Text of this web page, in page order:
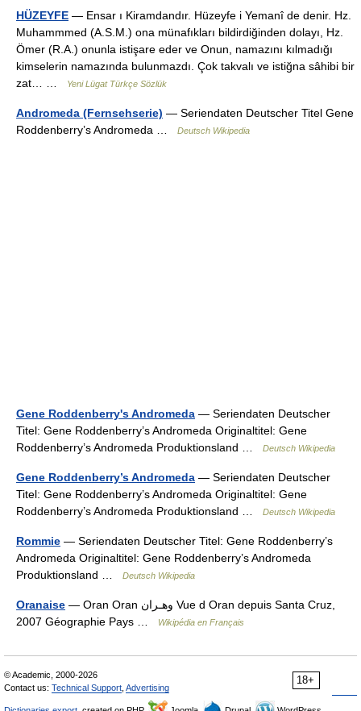
HÜZEYFE — Ensar ı Kiramdandır. Hüzeyfe i Yemanî de denir. Hz.
Muhammmed (A.S.M.) ona münafıkları bildirdiğinden dolayı, Hz.
Ömer (R.A.) onunla istişare eder ve Onun, namazını kılmadığı
kimselerin namazında bulunmazdı. Çok takvalı ve istiğna sâhibi bir
zat… …
Yeni Lügat Türkçe Sözlük
Andromeda (Fernsehserie) — Seriendaten Deutscher Titel Gene
Roddenberry’s Andromeda …
Deutsch Wikipedia
Gene Roddenberry's Andromeda — Seriendaten Deutscher
Titel: Gene Roddenberry’s Andromeda Originaltitel: Gene
Roddenberry’s Andromeda Produktionsland …
Deutsch Wikipedia
Gene Roddenberry’s Andromeda — Seriendaten Deutscher
Titel: Gene Roddenberry’s Andromeda Originaltitel: Gene
Roddenberry’s Andromeda Produktionsland …
Deutsch Wikipedia
Rommie — Seriendaten Deutscher Titel: Gene Roddenberry’s
Andromeda Originaltitel: Gene Roddenberry’s Andromeda
Produktionsland …
Deutsch Wikipedia
Oranaise — Oran Oran وهـران Vue d Oran depuis Santa Cruz,
2007 Géographie Pays …
Wikipédia en Français
18+
© Academic, 2000-2026
Contact us: Technical Support Advertising